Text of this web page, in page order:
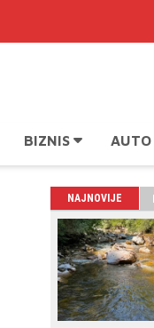
BIZNIS AUTO
NAJNOVIJE